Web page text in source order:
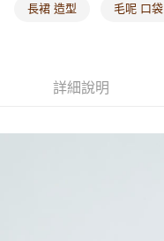
長裙 造型 毛呢 口袋
詳細說明